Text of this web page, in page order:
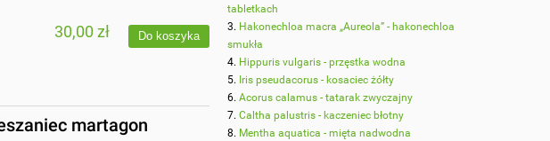
30,00 zł Do koszyka
martagon
tabletkach
Hakonechloa macra „Aureola” - hakonechloa
smukła
Hippuris vulgaris - przęstka wodna
Iris pseudacorus - kosaciec żółty
Acorus calamus - tatarak zwyczajny
Caltha palustris - kaczeniec błotny
Mentha aquatica - mięta nadwodna